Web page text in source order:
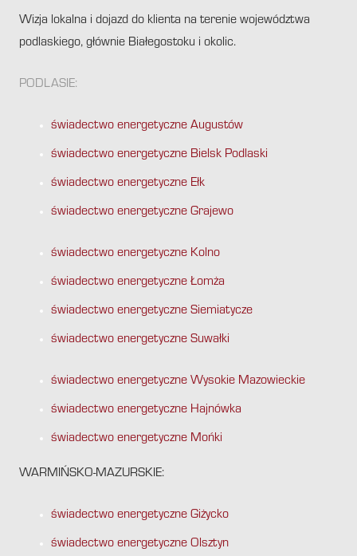
Wizja lokalna i dojazd do klienta na terenie województwa
podlaskiego, głównie Białegostoku i okolic.
PODLASIE:
świadectwo energetyczne Augustów
świadectwo energetyczne Bielsk Podlaski
świadectwo energetyczne Ełk
świadectwo energetyczne Grajewo
świadectwo energetyczne Kolno
świadectwo energetyczne Łomża
świadectwo energetyczne Siemiatycze
świadectwo energetyczne Suwałki
świadectwo energetyczne Wysokie Mazowieckie
świadectwo energetyczne Hajnówka
świadectwo energetyczne Mońki
WARMIŃSKO-MAZURSKIE:
świadectwo energetyczne Giżycko
świadectwo energetyczne Olsztyn